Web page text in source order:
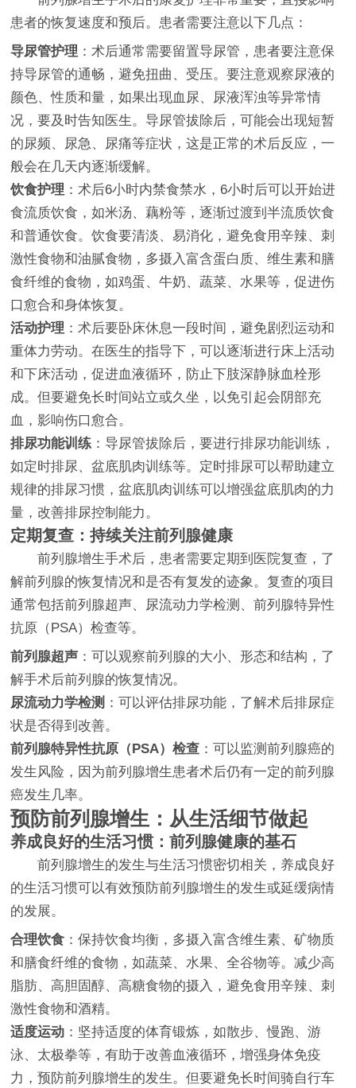
患者的恢复速度和预后。患者需要注意以下几点：
导尿管护理 ：术后通常需要留置导尿管，患者要注意保
持导尿管的通畅，避免扭曲、受压。要注意观察尿液的
颜色、性质和量，如果出现血尿、尿液浑浊等异常情
况，要及时告知医生。导尿管拔除后，可能会出现短暂
的尿频、尿急、尿痛等症状，这是正常的术后反应，一
般会在几天内逐渐缓解。
饮食护理 ：术后6小时内禁食禁水，6小时后可以开始进
食流质饮食，如米汤、藕粉等，逐渐过渡到半流质饮食
和普通饮食。饮食要清淡、易消化，避免食用辛辣、刺
激性食物和油腻食物，多摄入富含蛋白质、维生素和膳
食纤维的食物，如鸡蛋、牛奶、蔬菜、水果等，促进伤
口愈合和身体恢复。
活动护理 ：术后要卧床休息一段时间，避免剧烈运动和
重体力劳动。在医生的指导下，可以逐渐进行床上活动
和下床活动，促进血液循环，防止下肢深静脉血栓形
成。但要避免长时间站立或久坐，以免引起会阴部充
血，影响伤口愈合。
排尿功能训练 ：导尿管拔除后，要进行排尿功能训练，
如定时排尿、盆底肌肉训练等。定时排尿可以帮助建立
规律的排尿习惯，盆底肌肉训练可以增强盆底肌肉的力
量，改善排尿控制能力。
定期复查：持续关注前列腺健康
前列腺增生手术后，患者需要定期到医院复查，了
解前列腺的恢复情况和是否有复发的迹象。复查的项目
通常包括前列腺超声、尿流动力学检测、前列腺特异性
抗原（PSA）检查等。
前列腺超声 ：可以观察前列腺的大小、形态和结构，了
解手术后前列腺的恢复情况。
尿流动力学检测 ：可以评估排尿功能，了解术后排尿症
状是否得到改善。
前列腺特异性抗原（PSA）检查 ：可以监测前列腺癌的
发生风险，因为前列腺增生患者术后仍有一定的前列腺
癌发生几率。
预防前列腺增生：从生活细节做起
养成良好的生活习惯：前列腺健康的基石
前列腺增生的发生与生活习惯密切相关，养成良好
的生活习惯可以有效预防前列腺增生的发生或延缓病情
的发展。
合理饮食 ：保持饮食均衡，多摄入富含维生素、矿物质
和膳食纤维的食物，如蔬菜、水果、全谷物等。减少高
脂肪、高胆固醇、高糖食物的摄入，避免食用辛辣、刺
激性食物和酒精。
适度运动 ：坚持适度的体育锻炼，如散步、慢跑、游
泳、太极拳等，有助于改善血液循环，增强身体免疫
力，预防前列腺增生的发生。但要避免长时间骑自行车